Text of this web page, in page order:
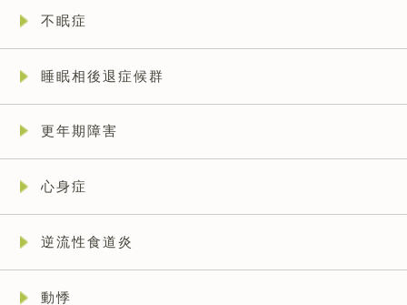
不眠症
睡眠相後退症候群
更年期障害
心身症
逆流性食道炎
動悸